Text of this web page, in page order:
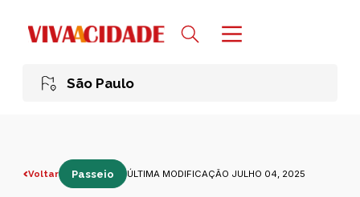
São Paulo
Voltar Passeio ÚLTIMA MODIFICAÇÃO JULHO 04, 2025